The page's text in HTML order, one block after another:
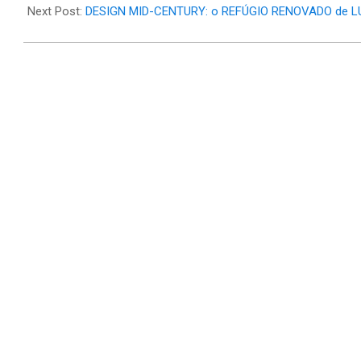
27
Next Post: DESIGN MID-CENTURY: o REFÚGIO RENOVADO de